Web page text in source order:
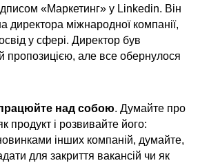
«Маркетинг» у Linkedin. Він
директора міжнародної компанії,
у сфері. Директор був
пропозицією, але все обернулося
над собою. Думайте про
продукт і розвивайте його:
інших компаній, думайте,
для закриття вакансій чи як